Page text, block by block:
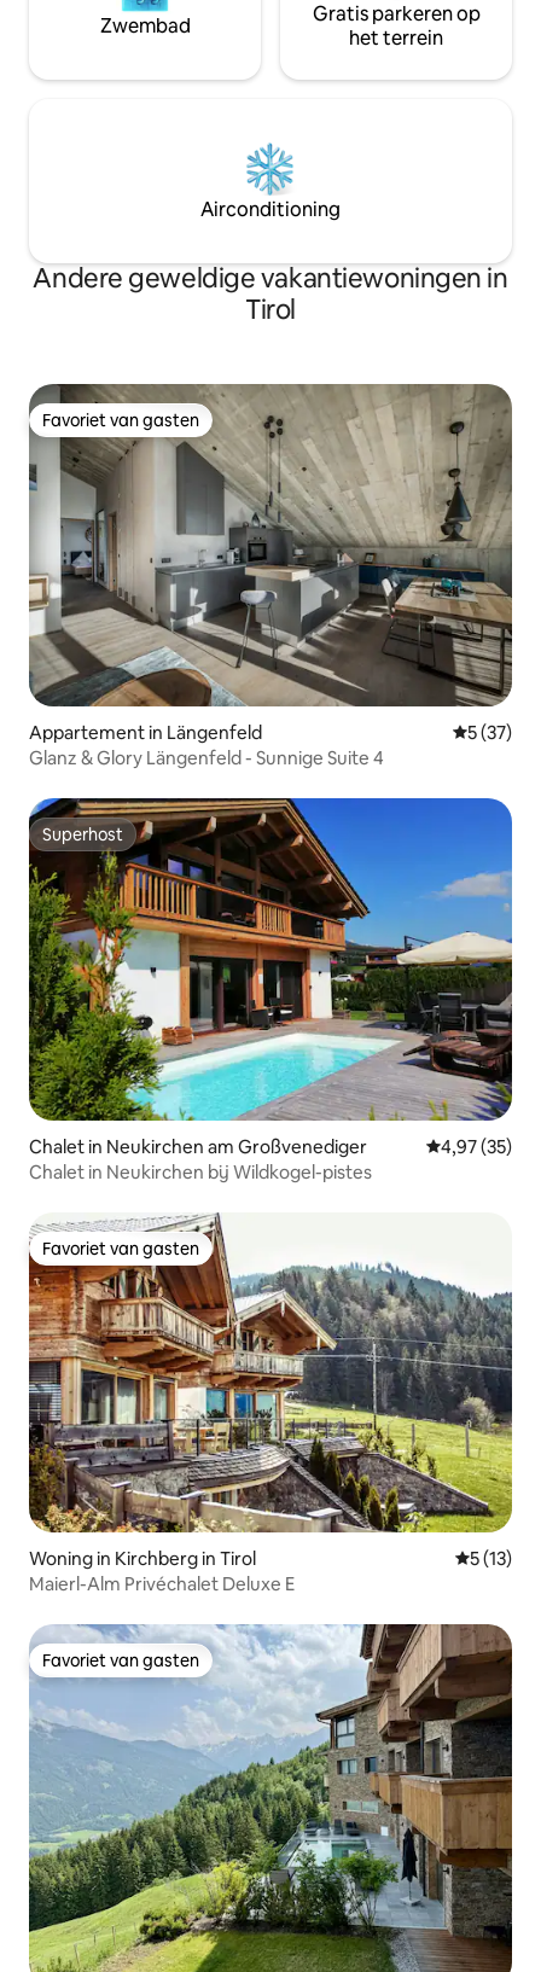
Zwembad
Gratis parkeren op
het terrein
Airconditioning
Andere geweldige vakantiewoningen in
Tirol
Favoriet van gasten
Favoriet van gasten
Appartement in Längenfeld
5 (37)
Glanz & Glory Längenfeld - Sunnige Suite 4
Superhost
Superhost
Chalet in Neukirchen am Großvenediger Gemiddelde
4,97 (35)
Chalet in Neukirchen bij Wildkogel-pistes
Favoriet van gasten
Favoriet van gasten
Woning in Kirchberg in Tirol
5 (13)
Maierl-Alm Privéchalet Deluxe E
Favoriet van gasten
Favoriet van gasten